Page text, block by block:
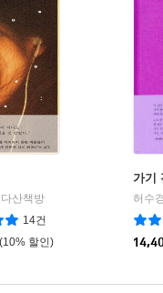
다산책방
14건
(10% 할인)
가기
허수